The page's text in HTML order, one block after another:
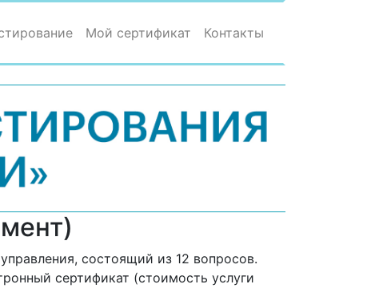
Мой сертификат Контакты
состоящий из 12 вопросов.
сертификат (стоимость услуги